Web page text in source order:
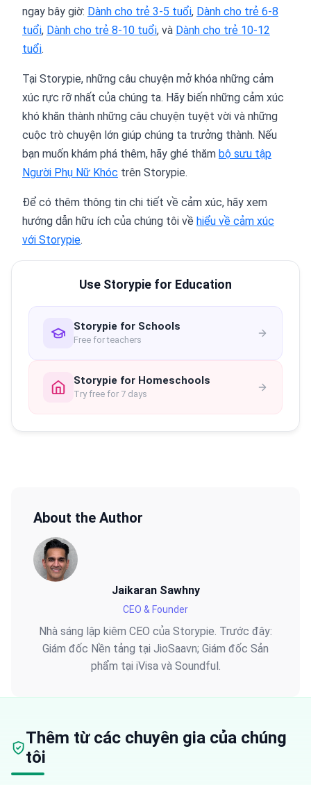
ngay bây giờ: Dành cho trẻ 3-5 tuổi, Dành cho trẻ 6-8
tuổi, Dành cho trẻ 8-10 tuổi, và Dành cho trẻ 10-12
tuổi.
Tại Storypie, những câu chuyện mở khóa những cảm
xúc rực rỡ nhất của chúng ta. Hãy biến những cảm xúc
khó khăn thành những câu chuyện tuyệt vời và những
cuộc trò chuyện lớn giúp chúng ta trưởng thành. Nếu
bạn muốn khám phá thêm, hãy ghé thăm bộ sưu tập
Người Phụ Nữ Khóc trên Storypie.
Để có thêm thông tin chi tiết về cảm xúc, hãy xem
hướng dẫn hữu ích của chúng tôi về hiểu về cảm xúc
với Storypie.
Use Storypie for Education
Storypie for Schools
Free for teachers
Storypie for Homeschools
Try free for 7 days
About the Author
Jaikaran Sawhny
CEO & Founder
Nhà sáng lập kiêm CEO của Storypie. Trước đây:
Giám đốc Nền tảng tại JioSaavn; Giám đốc Sản
phẩm tại iVisa và Soundful.
Thêm từ các chuyên gia của chúng
tôi